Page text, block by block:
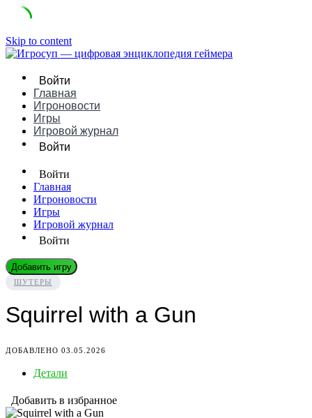
Skip to content
Войти
Главная
Игроновости
Игры
Игровой журнал
Войти
Войти
Главная
Игроновости
Игры
Игровой журнал
Войти
Добавить игру
ШУТЕРЫ
Squirrel with a Gun
ДОБАВЛЕНО 03.05.2026
Детали
Добавить в избранное